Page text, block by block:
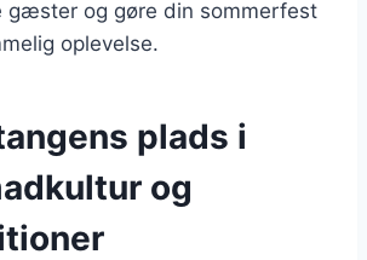
gæster og gøre din sommerfest
oplevelse.
plads i
og